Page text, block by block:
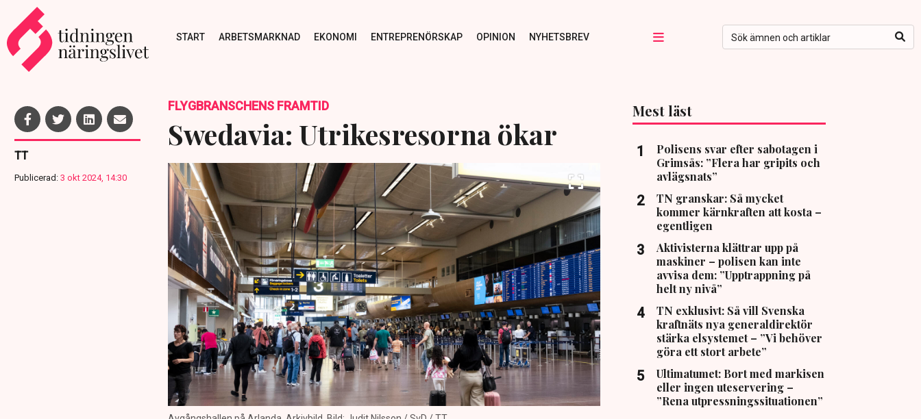
START ARBETSMARKNAD EKONOMI ENTREPRENÖRSKAP OPINION NYHETSBREV
TT
Publicerad: 3 okt 2024, 14:30
FLYGBRANSCHENS FRAMTID
Swedavia: Utrikesresorna ökar
Mest läst
Polisens svar efter sabotagen i
Grimsås: ”Flera har gripits och
avlägsnats”
TN granskar: Så mycket
kommer kärnkraften att kosta –
egentligen
Aktivisterna klättrar upp på
maskiner – polisen kan inte
avvisa dem: ”Upptrappning på
helt ny nivå”
TN exklusivt: Så vill Svenska
kraftnäts nya generaldirektör
stärka elsystemet – ”Vi behöver
göra ett stort arbete”
Ultimatumet: Bort med markisen
eller ingen uteservering –
”Rena utpressningssituationen”